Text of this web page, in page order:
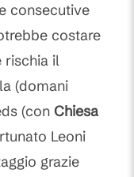
consecutive
costare
rischia il
(domani
(con Chiesa
Leoni
grazie